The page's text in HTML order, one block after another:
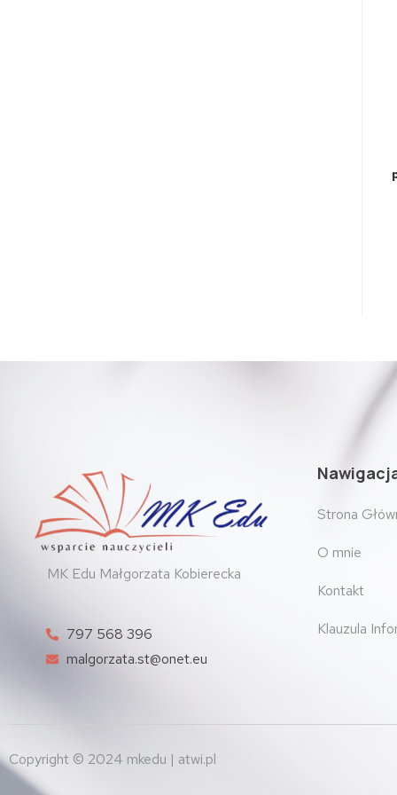
MK Edu Małgorzata Kobierecka
797 568 396
malgorzata.st@onet.eu
Strona
O mnie
Kontakt
Klauzula
Copyright © 2024 mkedu | atwi.pl